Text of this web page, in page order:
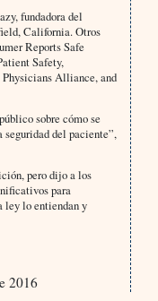
fundadora del
California. Otros
Reports Safe
Safety,
Alliance, and
sobre cómo se
seguridad del paciente”,
pero dijo a los
para
ley lo entiendan y
2016